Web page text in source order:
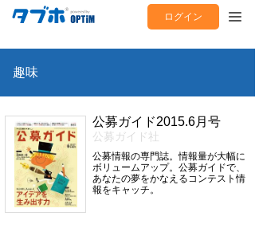
ログイン
趣味
公募ガイド2015.6月号
公募ガイド社
公募情報の専門誌。情報量が大幅に
ボリュームアップ。公募ガイドで、
あなたの夢をかなえるコンテスト情
報をキャッチ。